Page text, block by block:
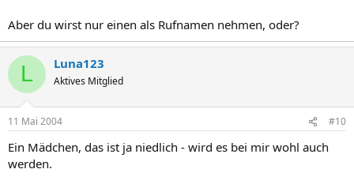
Aber du wirst nur einen als Rufnamen nehmen, oder?
L Luna123
Aktives Mitglied
11 Mai 2004 #10
Ein Mädchen, das ist ja niedlich - wird es bei mir wohl auch
werden.